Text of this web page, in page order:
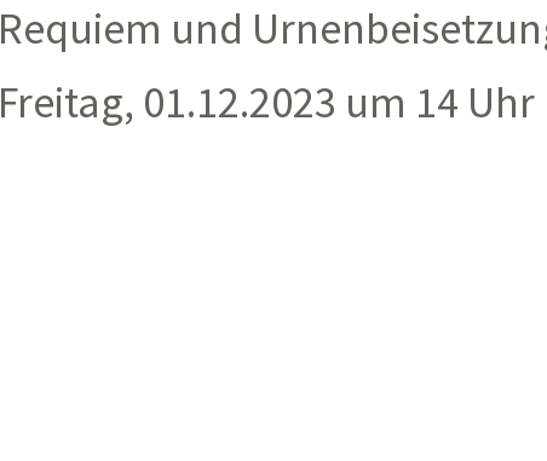
Requiem und
Freitag, 01.12.2023 um 14 Uhr